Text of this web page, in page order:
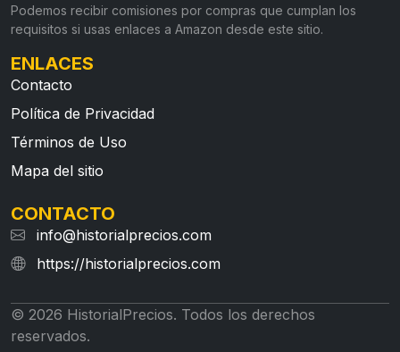
Podemos recibir comisiones por compras que cumplan los
requisitos si usas enlaces a Amazon desde este sitio.
ENLACES
Contacto
Política de Privacidad
Términos de Uso
Mapa del sitio
CONTACTO
info@historialprecios.com
https://historialprecios.com
© 2026 HistorialPrecios. Todos los derechos
reservados.